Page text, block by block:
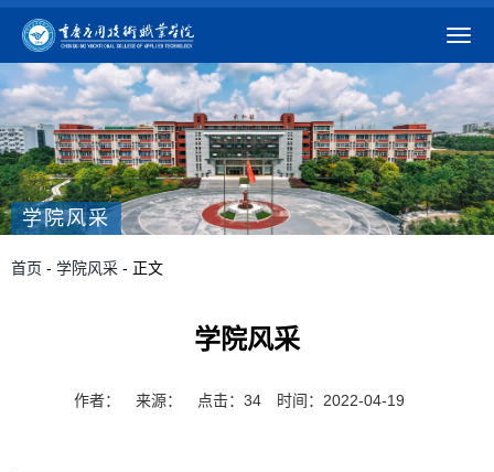
学院风采
首页 - 学院风采 - 正文
学院风采
作者： 来源： 点击： 34 时间：2022-04-19